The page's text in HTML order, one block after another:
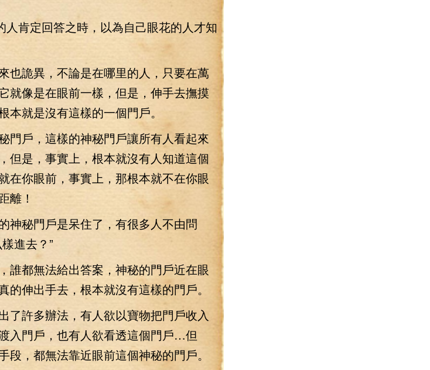
肯定回答之時，以為自己眼花的人才知
詭異，不論是在哪里的人，只要在萬
就像是在眼前一樣，但是，伸手去撫摸
就是沒有這樣的一個門戶。
戶，這樣的神秘門戶讓所有人看起來
但是，事實上，根本就沒有人知道這個
在你眼前，事實上，那根本就不在你眼
離！
秘門戶是呆住了，有很多人不由問
進去？”
都無法給出答案，神秘的門戶近在眼
的伸出手去，根本就沒有這樣的門戶。
許多辦法，有人欲以寶物把門戶收入
入門戶，也有人欲看透這個門戶…但
段，都無法靠近眼前這個神秘的門戶。